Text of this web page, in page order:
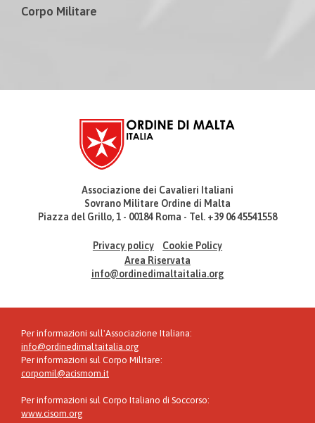
Corpo Militare
Associazione dei Cavalieri Italiani
Sovrano Militare Ordine di Malta
Piazza del Grillo, 1 - 00184 Roma - Tel. +39 06 45541558
Privacy policy
Cookie Policy
Area Riservata
info@ordinedimaltaitalia.org
Per informazioni sull'Associazione Italiana:
info@ordinedimaltaitalia.org
Per informazioni sul Corpo Militare:
corpomil@acismom.it
Per informazioni sul Corpo Italiano di Soccorso:
www.cisom.org